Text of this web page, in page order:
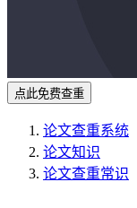
点此免费查重
论文查重系统
论文知识
论文查重常识